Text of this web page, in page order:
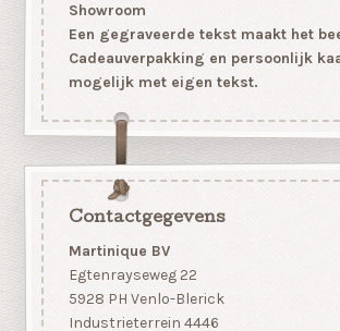
Showroom
Een gegraveerde tekst maakt het
Cadeauverpakking en persoonlijk
mogelijk met eigen tekst.
Contactgegevens
Martinique BV
Egtenrayseweg 22
5928 PH Venlo-Blerick
Industrieterrein 4446